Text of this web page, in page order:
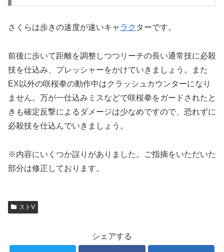
さくらは歩きの速度が速いキャラク ターです。
前後に歩いて距離を調整しつつリーチの長い通常技に必殺
技を仕込み、プレッシャーをかけていきましょう。また
EX以外の咲桜拳の動作中はクラッシュカウンターになり
ません。万が一仕込みミスなどで咲桜拳をガードされたと
きも確定反撃によるダメージは少なめですので、恐れずに
必殺技を仕込んでいきましょう。
※内容にいくつか誤りがありました。ご指摘をいただいた
部分は修正しております。
ストV
シェアする